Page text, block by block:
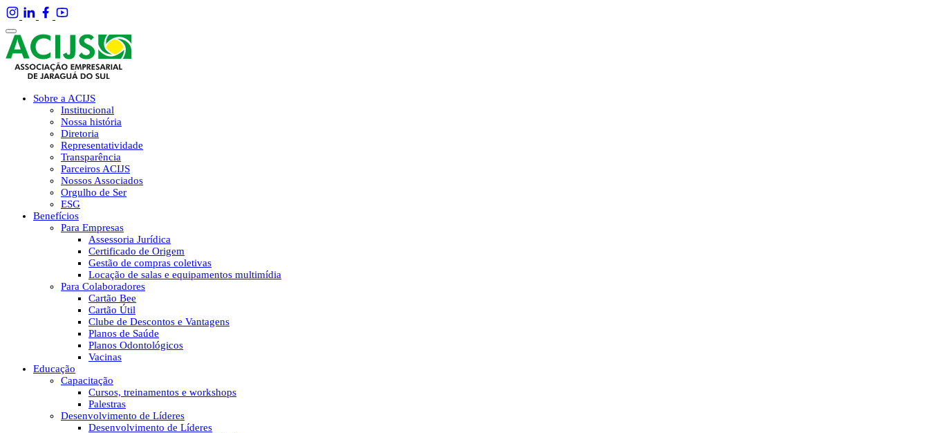
Sobre a ACIJS
Institucional
Nossa história
Diretoria
Representatividade
Transparência
Parceiros ACIJS
Nossos Associados
Orgulho de Ser
ESG
Benefícios
Para Empresas
Assessoria Jurídica
Certificado de Origem
Gestão de compras coletivas
Locação de salas e equipamentos multimídia
Para Colaboradores
Cartão Bee
Cartão Útil
Clube de Descontos e Vantagens
Planos de Saúde
Planos Odontológicos
Vacinas
Educação
Capacitação
Cursos, treinamentos e workshops
Palestras
Desenvolvimento de Líderes
Desenvolvimento de Líderes